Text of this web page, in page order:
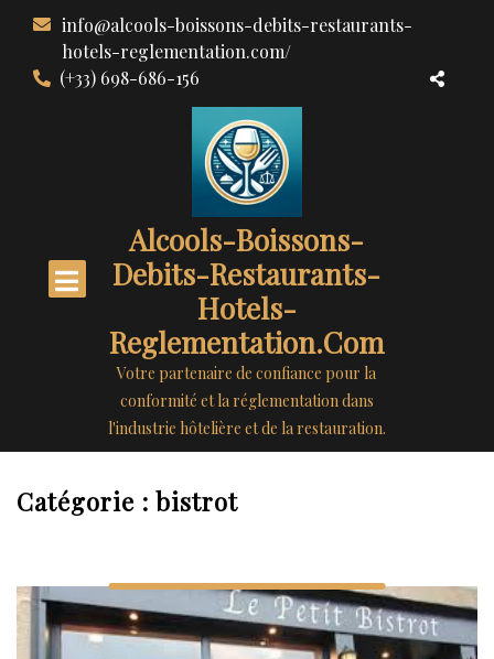
contenu
info@alcools-boissons-debits-restaurants-
hotels-reglementation.com/
(+33) 698-686-156
Alcools-Boissons-
Debits-Restaurants-
Hotels-
Reglementation.com
Votre partenaire de confiance pour la
conformité et la réglementation dans
l'industrie hôtelière et de la restauration.
Catégorie : bistrot